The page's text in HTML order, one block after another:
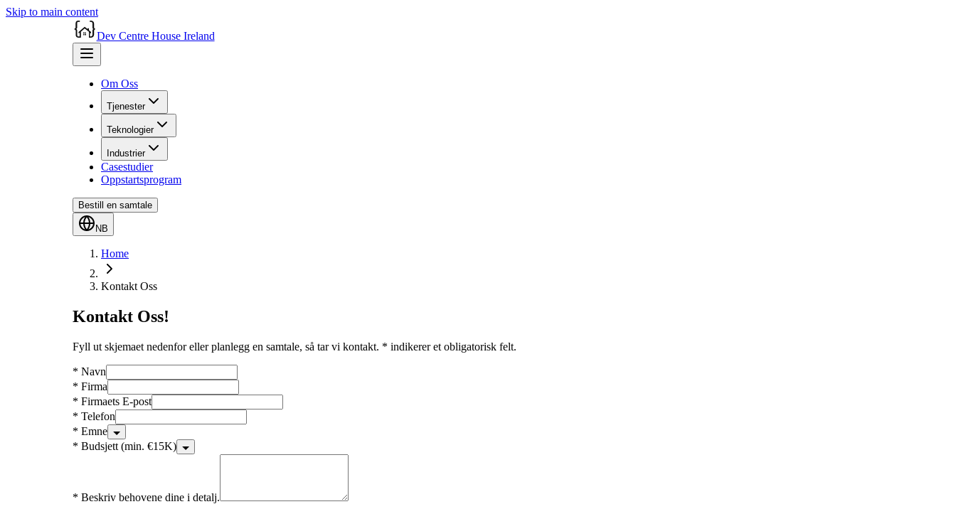
Skip to main content
Dev Centre House Ireland
Om Oss
Tjenester
Teknologier
Industrier
Casestudier
Oppstartsprogram
Bestill en samtale
NB
Home
Kontakt Oss
Kontakt Oss!
Fyll ut skjemaet nedenfor eller planlegg en samtale, så tar vi kontakt. * indikerer et obligatorisk felt.
* Navn
* Firma
* Firmaets E-post
* Telefon
* Emne
* Budsjett (min. €15K)
* Beskriv behovene dine i detalj.